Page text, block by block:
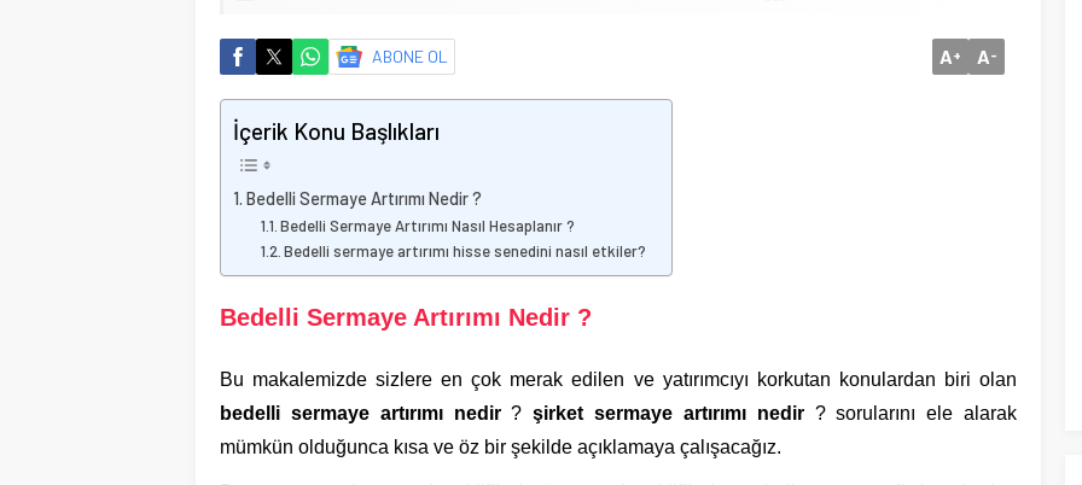
ABONE OL A+ A-
İçerik Konu Başlıkları
Bedelli Sermaye Artırımı Nedir ?
Bedelli Sermaye Artırımı Nasıl Hesaplanır ?
Bedelli sermaye artırımı hisse senedini nasıl etkiler?
Bedelli Sermaye Artırımı Nedir ?
Bu makalemizde sizlere en çok merak edilen ve yatırımcıyı korkutan konulardan biri olan
bedelli sermaye artırımı nedir?şirket sermaye artırımı nedir? sorularını ele alarak
mümkün olduğunca kısa ve öz bir şekilde açıklamaya çalışacağız.